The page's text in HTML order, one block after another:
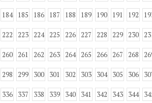
184 185 186 187 188 189 190 191 192
222 223 224 225 226 227 228 229 230
260 261 262 263 264 265 266 267 268
298 299 300 301 302 303 304 305 306
336 337 338 339 340 341 342 343 344